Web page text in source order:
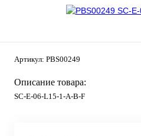
Артикул: PBS00249
Описание товара:
SC-E-06-L15-1-A-B-F